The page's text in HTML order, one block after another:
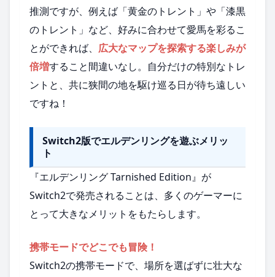
推測ですが、例えば「黄金のトレント」や「漆黒
のトレント」など、好みに合わせて愛馬を彩るこ
とができれば、 広大なマップを探索する楽しみが
倍増すること間違いなし。自分だけの特別なトレ
ントと、共に狭間の地を駆け巡る日が待ち遠しい
ですね！
Switch2版でエルデンリングを遊ぶメリッ
ト
『エルデンリング Tarnished Edition』が
Switch2で発売されることは、多くのゲーマーに
とって大きなメリットをもたらします。
携帯モードでどこでも冒険！
Switch2の携帯モードで、場所を選ばずに壮大な